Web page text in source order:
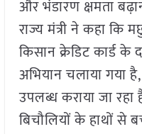
और भंडारण क्षमता
राज्य मंत्री ने कहा कि
किसान क्रेडिट कार्ड
अभियान चलाया गया
उपलब्ध कराया जा
बिचौलियों के हाथों से